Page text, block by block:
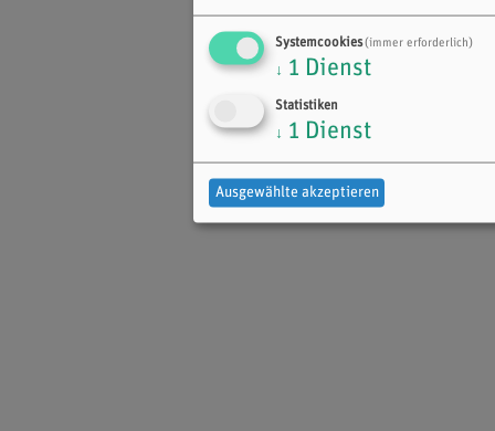
Systemcookies(immer erforderlich)
↓ 1 Dienst
Statistiken
↓ 1 Dienst
Ausgewählte akzeptieren